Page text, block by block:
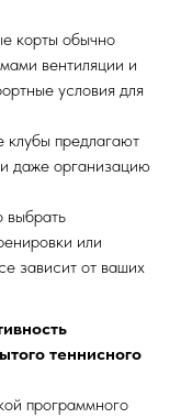
корты обычно
вентиляции и
условия для
клубы предлагают
даже организацию
или
зависит от ваших
теннисного
программного